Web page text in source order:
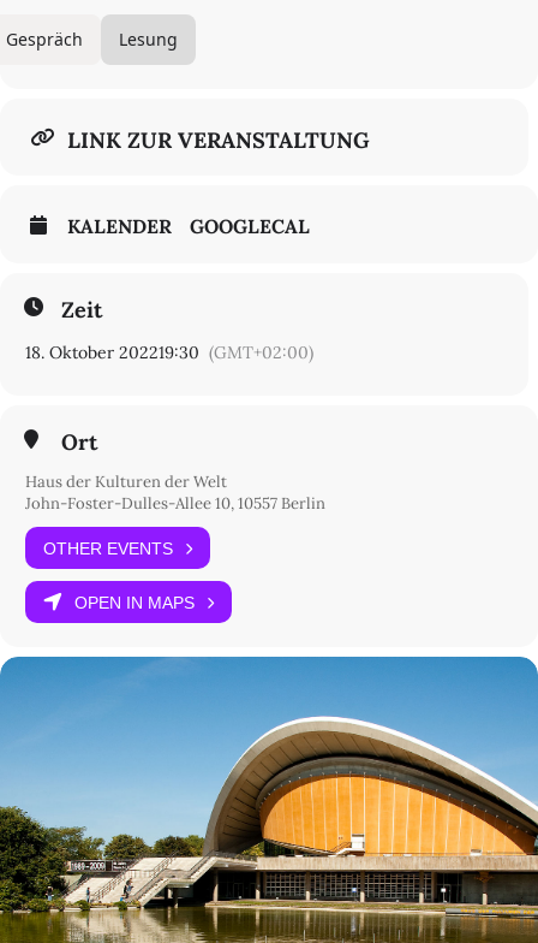
Gespräch Lesung
LINK ZUR VERANSTALTUNG
KALENDER GOOGLECAL
Zeit
18. Oktober 202219:30 (GMT+02:00)
Ort
Haus der Kulturen der Welt
John-Foster-Dulles-Allee 10, 10557 Berlin
OTHER EVENTS
OPEN IN MAPS